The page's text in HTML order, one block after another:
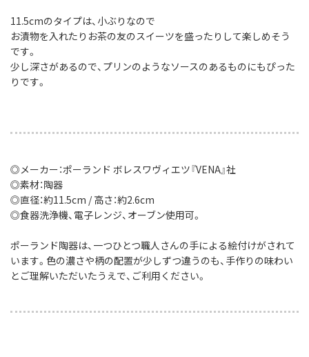
11.5cmのタイプは、小ぶりなので
お漬物を入れたりお茶の友のスイーツを盛ったりして楽しめそう
です。
少し深さがあるので、プリンのようなソースのあるものにもぴった
りです。
◎メーカー：ポーランド ボレスワヴィエツ『VENA』社
◎素材：陶器
◎直径：約11.5cm / 高さ：約2.6cm
◎食器洗浄機、電子レンジ、オーブン使用可。
ポーランド陶器は、一つひとつ職人さんの手による絵付けがされて
います。色の濃さや柄の配置が少しずつ違うのも、手作りの味わい
とご理解いただいたうえで、ご利用ください。